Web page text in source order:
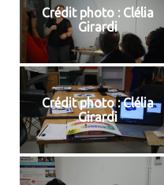
Crédit photo : Clélia
Girardi
Crédit photo : Clélia
Girardi